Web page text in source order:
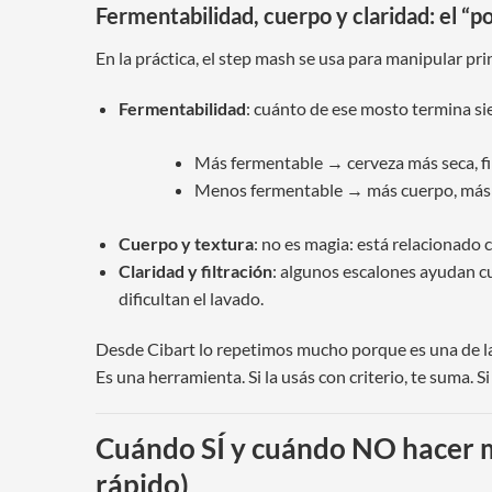
Fermentabilidad, cuerpo y claridad: el
En la práctica, el step mash se usa para manipular
Fermentabilidad: cuánto de ese mosto termina
Más fermentable → cerveza más seca,
Menos fermentable → más cuerpo,
Cuerpo y textura: no es magia: está relacionado
Claridad y filtración: algunos escalones ayudan
dificultan el lavado.
Desde Cibart lo repetimos mucho porque es una de
Es una herramienta. Si la usás con criterio, te suma.
Cuándo SÍ y cuándo NO hacer
rápido)